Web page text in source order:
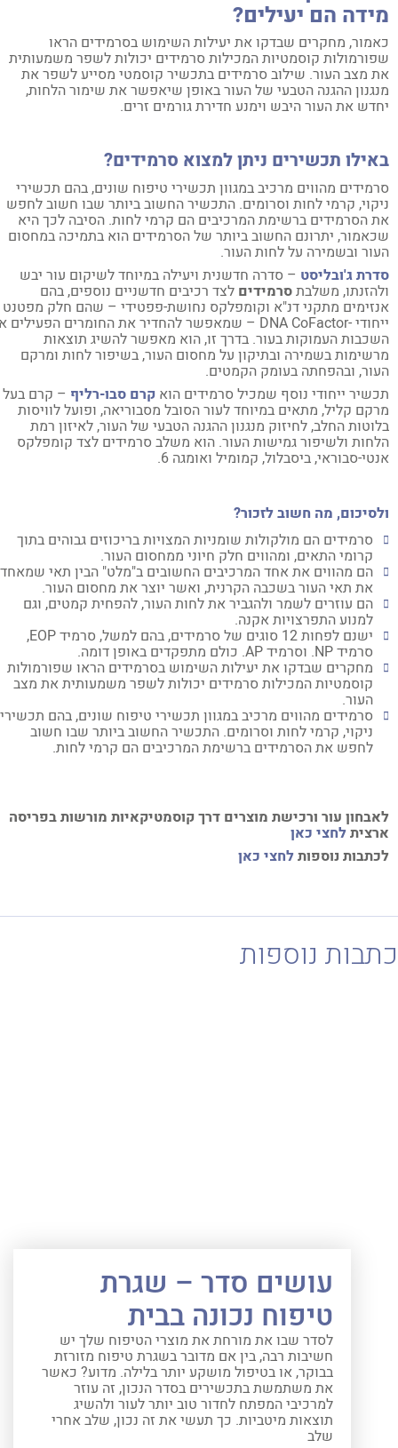
הם יעילים?
מחקרים שבדקו את יעילות השימוש בסרמידים הראו
קוסמטיות המכילות סרמידים יכולות לשפר משמעותית
מצב העור. שילוב סרמידים בתכשיר קוסמטי מסייע לשפר את
ההגנה הטבעי של העור באופן שיאפשר את שימור הלחות,
את העור היבש וימנע חדירת גורמים זרים.
תכשירים ניתן למצוא סרמידים?
מהווים מרכיב במגוון תכשירי טיפוח שונים, בהם תכשירי
קרמי לחות וסרומים. התכשיר החשוב ביותר שבו חשוב לחפש
הסרמידים ברשימת המרכיבים הם קרמי לחות. הסיבה לכך היא
יתרונם החשוב ביותר של הסרמידים הוא בתמיכה במחסום
ובשמירה על לחות העור.
ג'ובליסט– סדרה חדשנית ויעילה במיוחד לשיקום עור יבש
משלבתסרמידיםלצד רכיבים חדשניים נוספים, בהם
מתקני דנ"א וקומפלקס נחושת-פפטידי – שהם חלק מפטנט
ייחודי -DNA CoFactor – שמאפשר להחדיר את החומרים הפעילים אל
העמוקות בעור. בדרך זו, הוא מאפשר להשיג תוצאות
בשמירה ובתיקון על מחסום העור, בשיפור לחות ומרקם
ובהפחתה בעומק הקמטים.
ייחודי נוסף שמכיל סרמידים הואקרם סבו-רליף– קרם בעל
קליל, מתאים במיוחד לעור הסובל מסבוריאה, ופועל לוויסות
החלב, לחיזוק מנגנון ההגנה הטבעי של העור, לאיזון רמת
ולשיפור גמישות העור. הוא משלב סרמידים לצד קומפלקס
סבוראי, ביסבלול, קמומיל ואומגה 6.
מה חשוב לזכור?
סרמידים הם מולקולות שומניות המצויות בריכוזים גבוהים בתוך
קרומי התאים, ומהווים חלק חיוני ממחסום העור.
הם מהווים את אחד המרכיבים החשובים ב"מלט" הבין תאי שמאחד
את תאי העור בשכבה הקרנית, ואשר יוצר את מחסום העור.
הם עוזרים לשמר ולהגביר את לחות העור, להפחית קמטים, וגם
למנוע התפרצויות אקנה.
ישנם לפחות 12 סוגים של סרמידים, בהם למשל, סרמיד EOP,
סרמיד NP. וסרמיד AP. כולם מתפקדים באופן דומה.
מחקרים שבדקו את יעילות השימוש בסרמידים הראו שפורמולות
קוסמטיות המכילות סרמידים יכולות לשפר משמעותית את מצב
העור.
סרמידים מהווים מרכיב במגוון תכשירי טיפוח שונים, בהם תכשירי
ניקוי, קרמי לחות וסרומים. התכשיר החשוב ביותר שבו חשוב
לחפש את הסרמידים ברשימת המרכיבים הם קרמי לחות.
בחון עור ורכישת מוצרים דרך קוסמטיקאיות מורשות בפריסה
לחצי כאן
נוספותלחצי כאן
נוספות
עושים סדר – שגרת
טיפוח נכונה בבית
לסדר שבו את מורחת את מוצרי הטיפוח שלך יש
חשיבות רבה, בין אם מדובר בשגרת טיפוח מזורזת
בבוקר, או בטיפול מושקע יותר בלילה. מדוע? כאשר
את משתמשת בתכשירים בסדר הנכון, זה עוזר
למרכיבי המפתח לחדור טוב יותר לעור ולהשיג
תוצאות מיטביות. כך תעשי את זה נכון, שלב אחרי
שלב